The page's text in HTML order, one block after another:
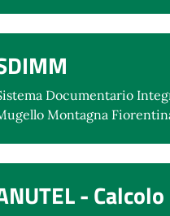
Documentario
Montagna
-